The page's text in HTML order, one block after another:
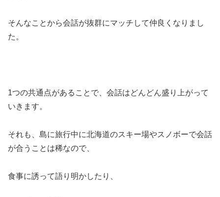
そんなことから会話が抜群にマッチして仲良くなりまし
た。
1つの共通点があることで、会話はどんどん盛り上がって
いきます。
それも、島に旅行中に北海道のスキー場やスノボーで会話
が合うことは稀なので、
食事に誘って語り明かしたり、